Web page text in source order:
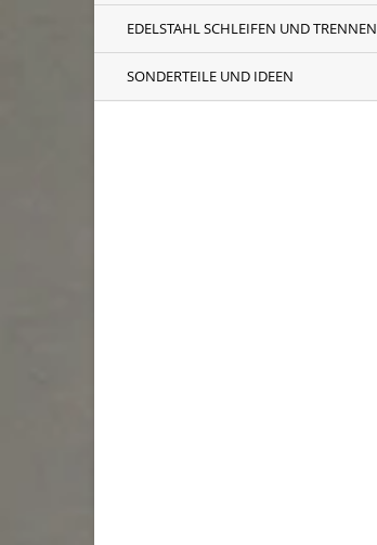
EDELSTAHL SCHLEIFEN UND TRENNEN
SONDERTEILE UND IDEEN